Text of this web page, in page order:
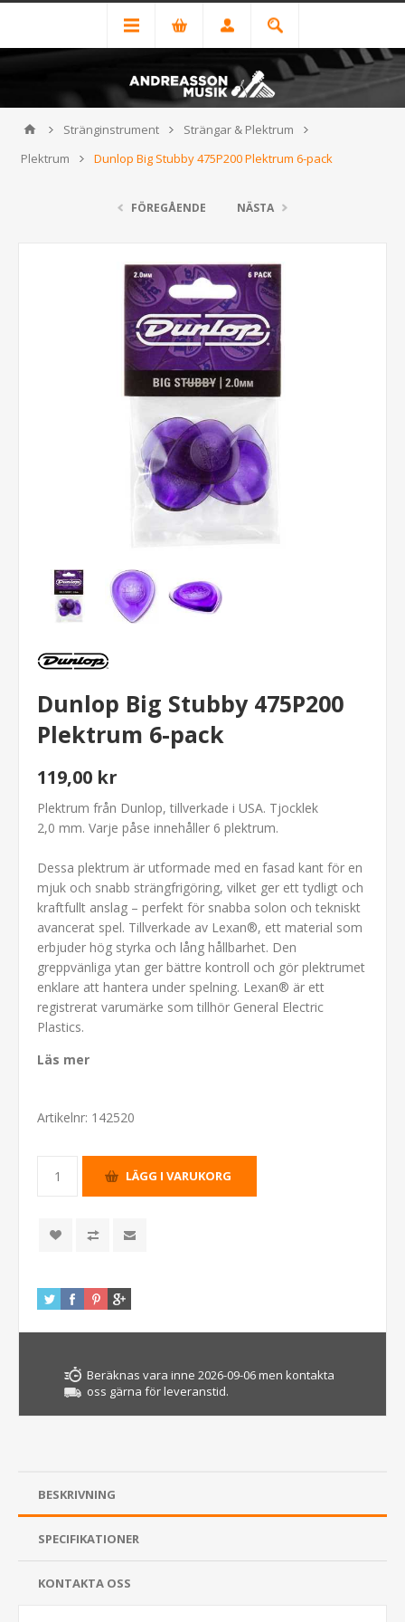
Stränginstrument
Strängar & Plektrum
Plektrum
Dunlop Big Stubby 475P200 Plektrum 6-pack
FÖREGÅENDE NÄSTA
Dunlop Big Stubby 475P200
Plektrum 6-pack
119,00 kr
Plektrum från Dunlop, tillverkade i USA. Tjocklek
2,0 mm. Varje påse innehåller 6 plektrum.
Dessa plektrum är utformade med en fasad kant för en
mjuk och snabb strängfrigöring, vilket ger ett tydligt och
kraftfullt anslag – perfekt för snabba solon och tekniskt
avancerat spel. Tillverkade av Lexan®, ett material som
erbjuder hög styrka och lång hållbarhet. Den
greppvänliga ytan ger bättre kontroll och gör plektrumet
enklare att hantera under spelning. Lexan® är ett
registrerat varumärke som tillhör General Electric
Plastics.
Läs mer
Artikelnr: 142520
Beräknas vara inne 2026-09-06 men kontakta
oss gärna för leveranstid.
BESKRIVNING
SPECIFIKATIONER
KONTAKTA OSS